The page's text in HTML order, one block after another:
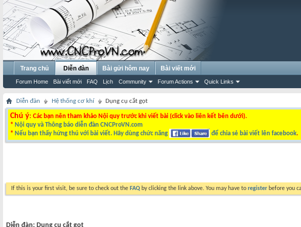
Trang chủ Diễn đàn
Forum Home Bài viết mới FAQ Lịch Community Forum Actions Quick Links
Bài gửi hôm nay Bài viết mới
Diễn đàn Hệ thống cơ khí Dụng cụ cắt gọt
Chú ý: Các bạn nên tham khảo Nội quy trước khi viết bài (click vào liên kết bên dưới).
* Nội quy và Thông báo diễn đàn CNCProVN.com
* Nếu bạn thấy hứng thú với bài viết. Hãy dùng chức năng để chia sẻ bài viết lên facebook.
If this is your first visit, be sure to check out the FAQ by clicking the link above. You may have to register before you
Diễn đàn: Dụng cụ cắt gọt